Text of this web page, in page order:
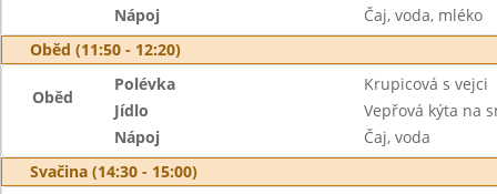
Nápoj
Čaj, voda, mléko
Oběd (11:50 - 12:20)
Oběd
Polévka
Krupicová s vejci
Jídlo
Vepřová kýta na
Nápoj
Čaj, voda
Svačina (14:30 - 15:00)